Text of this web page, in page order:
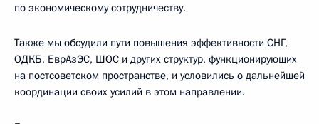
по экономическому сотрудничеству.
Также мы обсудили пути повышения эффективности СНГ,
ОДКБ, ЕврАзЭС, ШОС и других структур, функционирующих
на постсоветском пространстве, и условились о дальнейшей
координации своих усилий в этом направлении.